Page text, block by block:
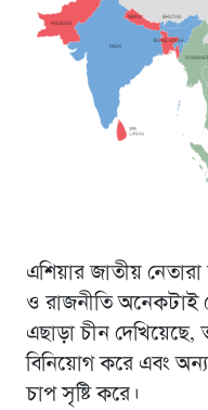
এশিয়ার জাতীয়
ও রাজনীতি অনেকটাই
এছাড়া চীন দেখিয়েছে,
বিনিয়োগ করে এবং
চাপ সৃষ্টি করে।